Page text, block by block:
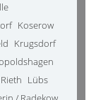
Koserow
Krugsdorf
Lübs